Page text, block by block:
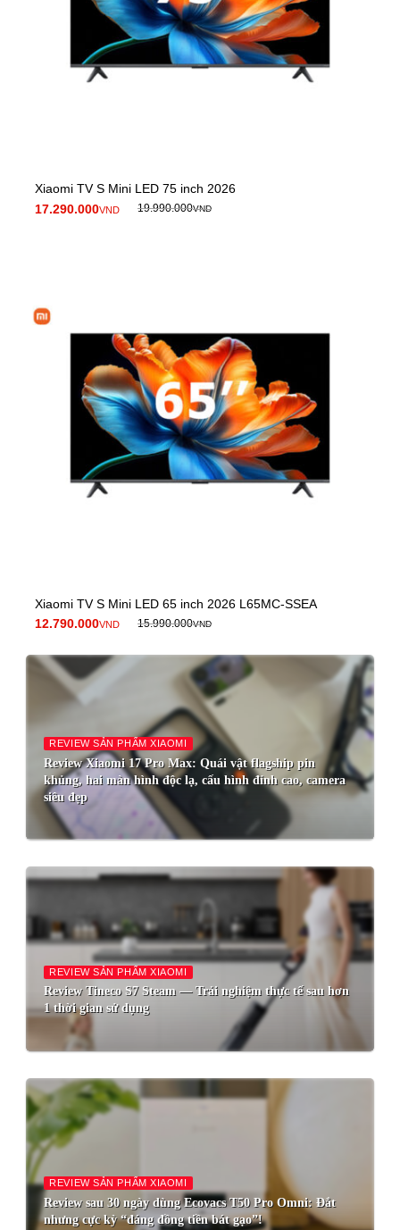
Xiaomi TV S Mini LED 75 inch 2026
17.290.000VND 19.990.000VND
Xiaomi TV S Mini LED 65 inch 2026 L65MC-SSEA
12.790.000VND 15.990.000VND
REVIEW SẢN PHẨM XIAOMI
Review Xiaomi 17 Pro Max: Quái vật flagship pin
khủng, hai màn hình độc lạ, cấu hình đỉnh cao, camera
siêu đẹp
REVIEW SẢN PHẨM XIAOMI
Review Tineco S7 Steam — Trải nghiệm thực tế sau hơn
1 thời gian sử dụng
REVIEW SẢN PHẨM XIAOMI
Review sau 30 ngày dùng Ecovacs T50 Pro Omni: Đắt
nhưng cực kỳ “đáng đồng tiền bát gạo”!